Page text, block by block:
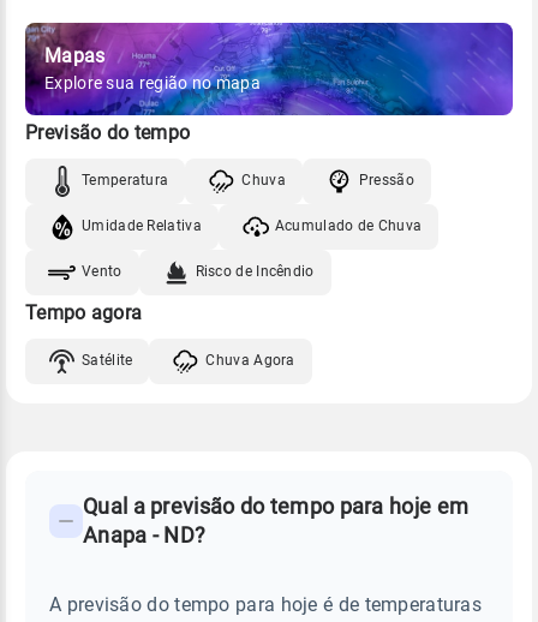
Mapas
Explore sua região no mapa
Previsão do tempo
Temperatura Chuva Pressão
Umidade Relativa Acumulado de Chuva
Vento Risco de Incêndio
Tempo agora
Satélite Chuva Agora
TEMPO
Perguntas
sobre
Qual a previsão do tempo para hoje em
Anapa - ND?
A previsão do tempo para hoje é de temperaturas